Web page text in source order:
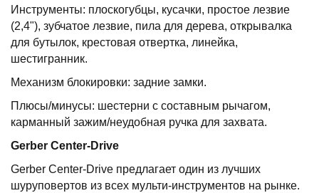
Инструменты: плоскогубцы, кусачки, простое лезвие
(2,4"), зубчатое лезвие, пила для дерева, открывалка
для бутылок, крестовая отвертка, линейка,
шестигранник.
Механизм блокировки: задние замки.
Плюсы/минусы: шестерни с составным рычагом,
карманный зажим/неудобная ручка для захвата.
Gerber Center-Drive
Gerber Center-Drive предлагает один из лучших
шуруповертов из всех мульти-инструментов на рынке.